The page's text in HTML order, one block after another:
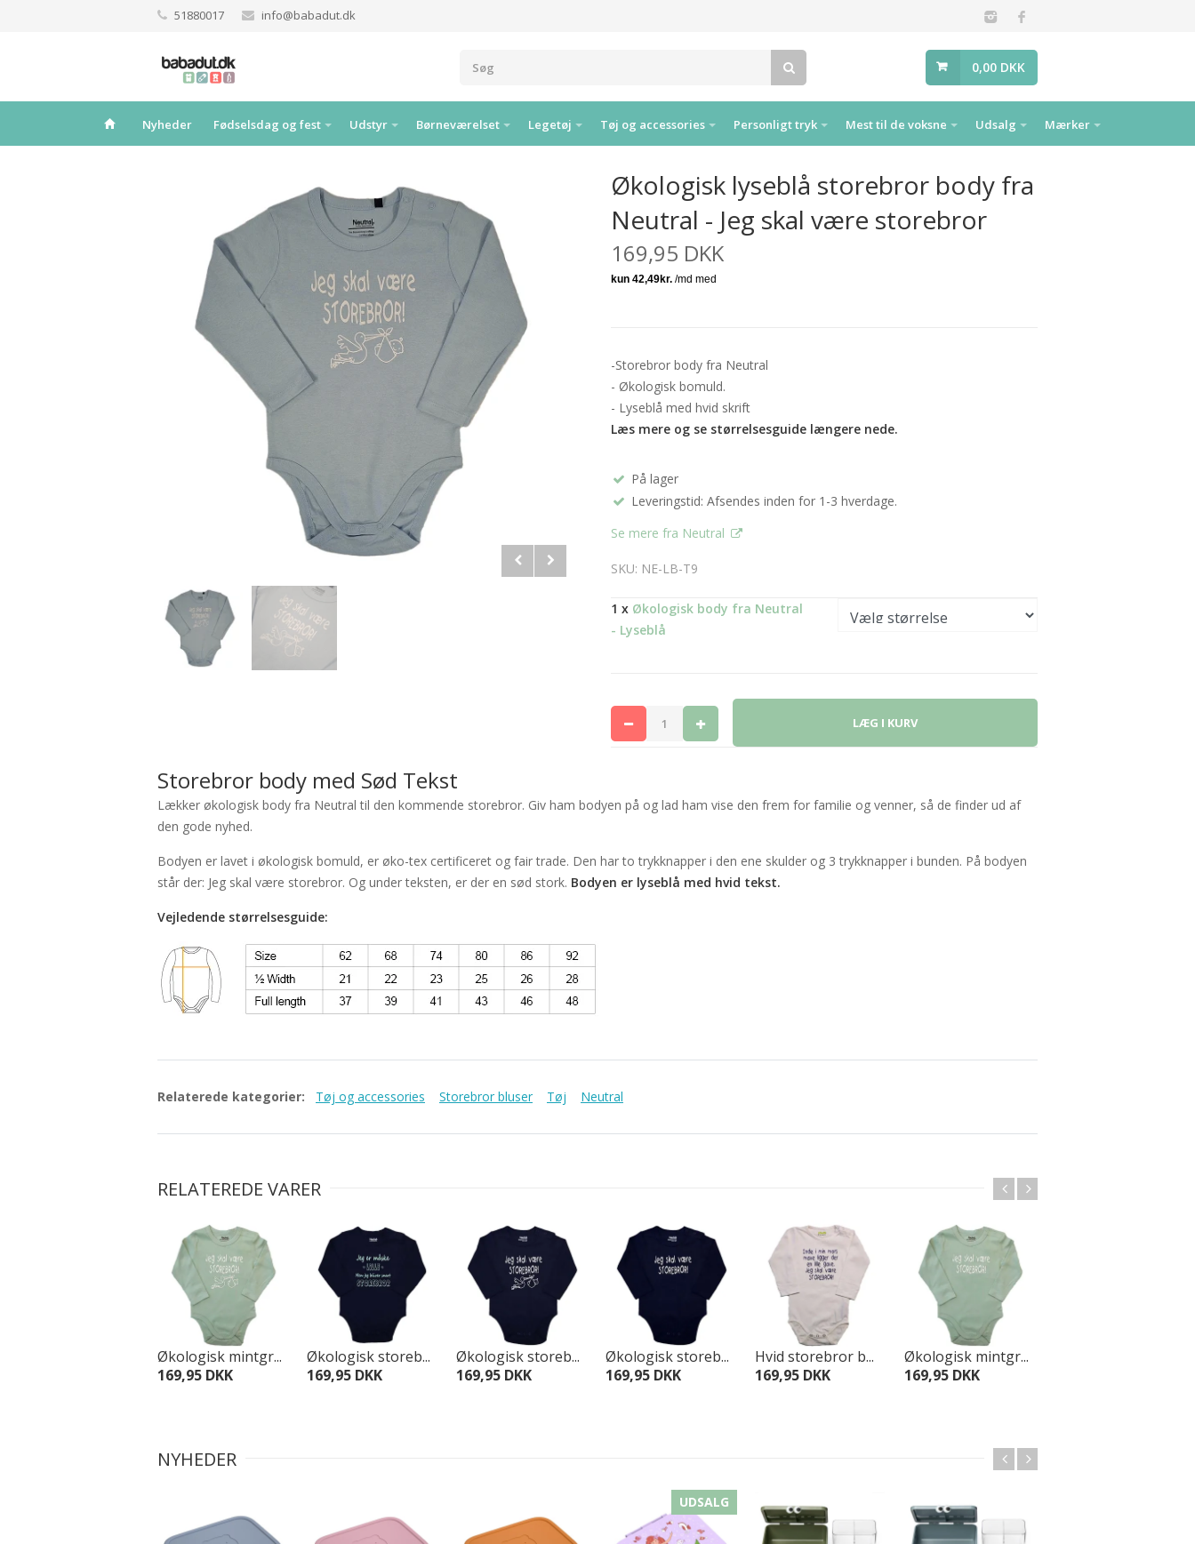
51880017 info@babadut.dk
0,00 DKK
Nyheder Fødselsdag og fest Udstyr Børneværelset Legetøj Tøj og accessories Personligt tryk Mest til de voksne Udsalg Mærker
Økologisk lyseblå storebror body fra
Neutral - Jeg skal være storebror
169,95 DKK
-Storebror body fra Neutral
- Økologisk bomuld.
- Lyseblå med hvid skrift
Læs mere og se størrelsesguide længere nede.
På lager
Leveringstid: Afsendes inden for 1-3 hverdage.
Se mere fra Neutral
SKU: NE-LB-T9
1 x Økologisk body fra Neutral
- Lyseblå
Storebror body med Sød Tekst
Lækker økologisk body fra Neutral til den kommende storebror. Giv ham bodyen på og lad ham vise den frem for familie og venner, så de finder ud af
den gode nyhed.
Bodyen er lavet i økologisk bomuld, er øko-tex certificeret og fair trade. Den har to trykknapper i den ene skulder og 3 trykknapper i bunden. På bodyen
står der: Jeg skal være storebror. Og under teksten, er der en sød stork. Bodyen er lyseblå med hvid tekst.
Vejledende størrelsesguide:
Relaterede kategorier: Tøj og accessories Storebror bluser Tøj Neutral
RELATEREDE VARER
Økologisk mintgr...
169,95 DKK
Økologisk storeb...
169,95 DKK
Økologisk storeb...
169,95 DKK
Økologisk storeb...
169,95 DKK
Hvid storebror b...
169,95 DKK
Økologisk mintgr...
169,95 DKK
NYHEDER
UDSALG